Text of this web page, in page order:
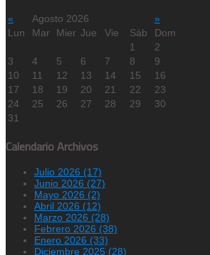
« Agosto 2026
»
Lun
Mar Mier Jue Vie Sáb
Dom
1
2
3
4 5 6 7 8
9
10
11 12 13 14 15
16
17
18 19 20 21 22
23
24
25 26 27 28 29
30
31
Calendario Archivos
Julio 2026 (17)
Junio 2026 (27)
Mayo 2026 (2)
Abril 2026 (12)
Marzo 2026 (28)
Febrero 2026 (38)
Enero 2026 (33)
Diciembre 2025 (28)